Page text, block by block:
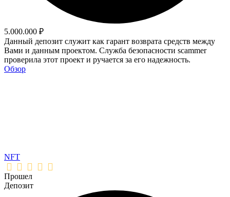
5.000.000 ₽
Данный депозит служит как гарант возврата средств между
Вами и данным проектом. Служба безопасности scammer
проверила этот проект и ручается за его надежность.
Обзор
NFT
Прошел
Депозит